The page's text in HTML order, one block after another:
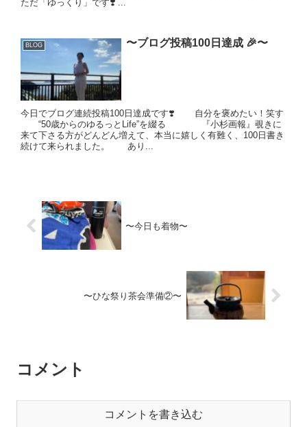
ただ「ゆっくり」です❣️ ...
BLOG 〜ブログ投稿100日達成 🎉〜
今日でブログ連続投稿100日達成です❣️ 自分を褒めたい！笑す
“50歳からのゆるっとLife”を綴る 『小杉画報』覗きに
来て下さる方がどんどん増えて、本当に嬉しく有難く、100日書き
続けて来られました。 あり...
〜今日も着物〜
〜ひな祭り茶会準備②〜
コメント
コメントを書き込む